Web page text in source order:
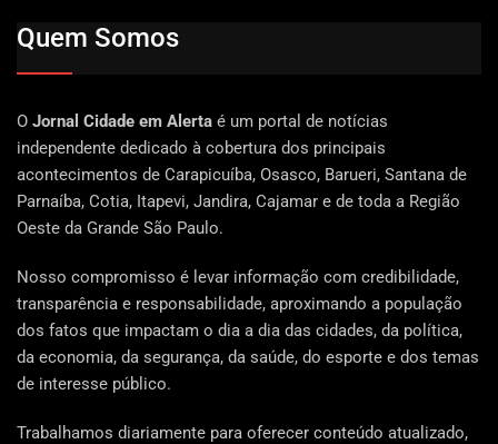
Quem Somos
O Jornal Cidade em Alerta é um portal de notícias
independente dedicado à cobertura dos principais
acontecimentos de Carapicuíba, Osasco, Barueri, Santana de
Parnaíba, Cotia, Itapevi, Jandira, Cajamar e de toda a Região
Oeste da Grande São Paulo.
Nosso compromisso é levar informação com credibilidade,
transparência e responsabilidade, aproximando a população
dos fatos que impactam o dia a dia das cidades, da política,
da economia, da segurança, da saúde, do esporte e dos temas
de interesse público.
Trabalhamos diariamente para oferecer conteúdo atualizado,